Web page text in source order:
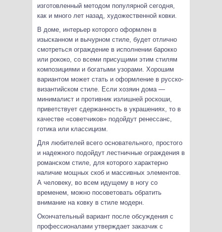
изготовленный методом популярной сегодня,
как и много лет назад, художественной ковки.
В доме, интерьер которого оформлен в
изысканном и вычурном стиле, будет отлично
смотреться ограждение в исполнении барокко
или рококо, со всеми присущими этим стилям
композициями и богатыми узорами. Хорошим
вариантом может стать и оформление в русско-
византийском стиле. Если хозяин дома —
минималист и противник излишней роскоши,
приветствует сдержанность в украшениях, то в
качестве «советчиков» подойдут ренессанс,
готика или классицизм.
Для любителей всего основательного, простого
и надежного подойдут лестничные ограждения в
романском стиле, для которого характерно
наличие мощных скоб и массивных элементов.
А человеку, во всем идущему в ногу со
временем, можно посоветовать обратить
внимание на ковку в стиле модерн.
Окончательный вариант после обсуждения с
профессионалами утверждает заказчик с